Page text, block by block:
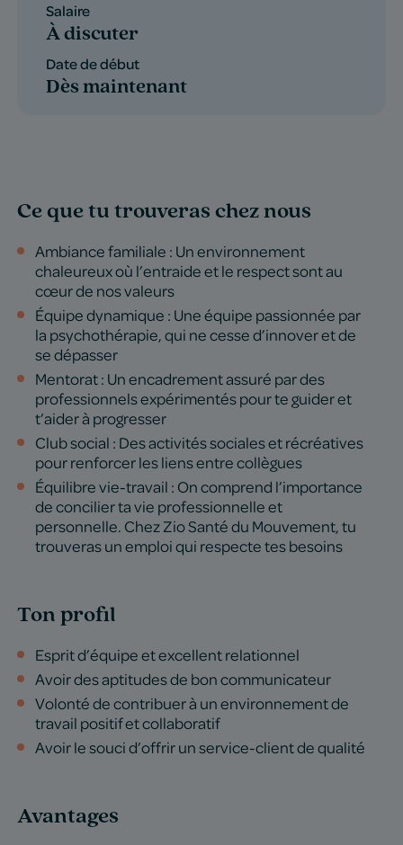
Salaire
À discuter
Date de début
Dès maintenant
Ce que tu trouveras chez nous
Ambiance familiale : Un environnement
chaleureux où l’entraide et le respect sont au
cœur de nos valeurs
Équipe dynamique : Une équipe passionnée par
la psychothérapie, qui ne cesse d’innover et de
se dépasser
Mentorat : Un encadrement assuré par des
professionnels expérimentés pour te guider et
t’aider à progresser
Club social : Des activités sociales et récréatives
pour renforcer les liens entre collègues
Équilibre vie-travail : On comprend l’importance
de concilier ta vie professionnelle et
personnelle. Chez Zio Santé du Mouvement, tu
trouveras un emploi qui respecte tes besoins
Ton profil
Esprit d’équipe et excellent relationnel
Avoir des aptitudes de bon communicateur
Volonté de contribuer à un environnement de
travail positif et collaboratif
Avoir le souci d’offrir un service-client de qualité
Avantages